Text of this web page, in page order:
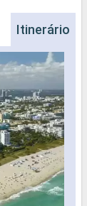
Itinerário